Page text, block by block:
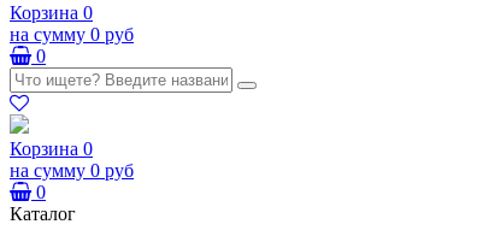
Корзина 0
на сумму 0 руб
0
Корзина 0
на сумму 0 руб
0
Каталог